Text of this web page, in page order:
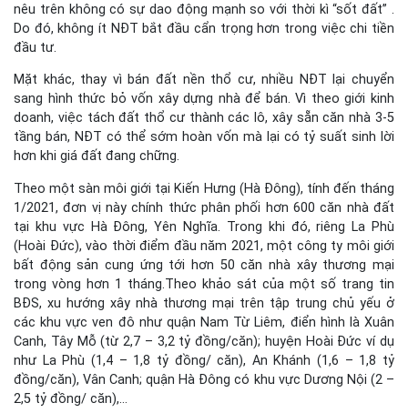
nêu trên không có sự dao động mạnh so với thời kì “sốt đất” .
Do đó, không ít NĐT bắt đầu cẩn trọng hơn trong việc chi tiền
đầu tư.
Mặt khác, thay vì bán đất nền thổ cư, nhiều NĐT lại chuyển
sang hình thức bỏ vốn xây dựng nhà để bán. Vì theo giới kinh
doanh, việc tách đất thổ cư thành các lô, xây sẵn căn nhà 3-5
tầng bán, NĐT có thể sớm hoàn vốn mà lại có tỷ suất sinh lời
hơn khi giá đất đang chững.
Theo một sàn môi giới tại Kiến Hưng (Hà Đông), tính đến tháng
1/2021, đơn vị này chính thức phân phối hơn 600 căn nhà đất
tại khu vực Hà Đông, Yên Nghĩa. Trong khi đó, riêng La Phù
(Hoài Đức), vào thời điểm đầu năm 2021, một công ty môi giới
bất động sản cung ứng tới hơn 50 căn nhà xây thương mại
trong vòng hơn 1 tháng.Theo khảo sát của một số trang tin
BĐS, xu hướng xây nhà thương mại trên tập trung chủ yếu ở
các khu vực ven đô như quận Nam Từ Liêm, điển hình là Xuân
Canh, Tây Mỗ (từ 2,7 – 3,2 tỷ đồng/căn); huyện Hoài Đức ví dụ
như La Phù (1,4 – 1,8 tỷ đồng/ căn), An Khánh (1,6 – 1,8 tỷ
đồng/căn), Vân Canh; quận Hà Đông có khu vực Dương Nội (2 –
2,5 tỷ đồng/ căn),…